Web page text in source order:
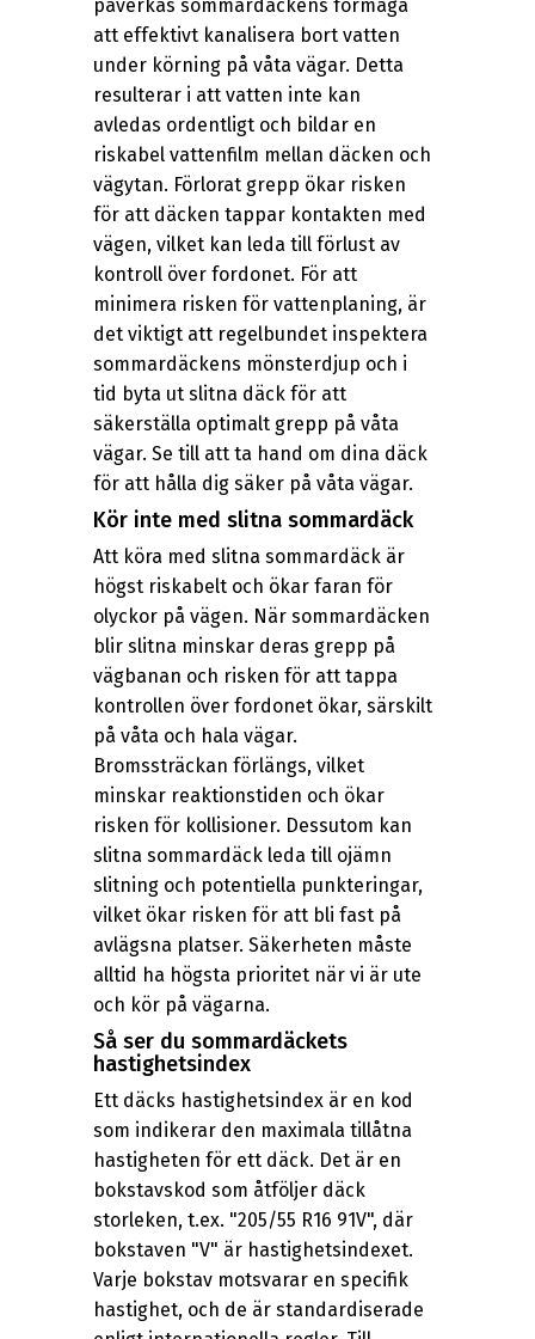
påverkas sommardäckens förmåga
att effektivt kanalisera bort vatten
under körning på våta vägar. Detta
resulterar i att vatten inte kan
avledas ordentligt och bildar en
riskabel vattenfilm mellan däcken och
vägytan. Förlorat grepp ökar risken
för att däcken tappar kontakten med
vägen, vilket kan leda till förlust av
kontroll över fordonet. För att
minimera risken för vattenplaning, är
det viktigt att regelbundet inspektera
sommardäckens mönsterdjup och i
tid byta ut slitna däck för att
säkerställa optimalt grepp på våta
vägar. Se till att ta hand om dina däck
för att hålla dig säker på våta vägar.
Kör inte med slitna sommardäck
Att köra med slitna sommardäck är
högst riskabelt och ökar faran för
olyckor på vägen. När sommardäcken
blir slitna minskar deras grepp på
vägbanan och risken för att tappa
kontrollen över fordonet ökar, särskilt
på våta och hala vägar.
Bromssträckan förlängs, vilket
minskar reaktionstiden och ökar
risken för kollisioner. Dessutom kan
slitna sommardäck leda till ojämn
slitning och potentiella punkteringar,
vilket ökar risken för att bli fast på
avlägsna platser. Säkerheten måste
alltid ha högsta prioritet när vi är ute
och kör på vägarna.
Så ser du sommardäckets
hastighetsindex
Ett däcks hastighetsindex är en kod
som indikerar den maximala tillåtna
hastigheten för ett däck. Det är en
bokstavskod som åtföljer däck
storleken, t.ex. "205/55 R16 91V", där
bokstaven "V" är hastighetsindexet.
Varje bokstav motsvarar en specifik
hastighet, och de är standardiserade